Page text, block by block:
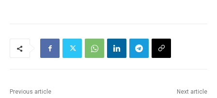
Previous article Next article